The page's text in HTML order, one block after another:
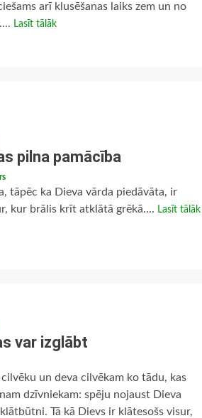
arī klusēšanas laiks zem un no
Lasīt tālāk
pilna pamācība
tāpēc ka Dieva vārda piedāvāta, ir
kur brālis krīt atklātā grēkā.... Lasīt tālāk
var izglābt
un deva cilvēkam ko tādu, kas
dzīvniekam: spēju nojaust Dieva
Tā kā Dievs ir klātesošs visur,